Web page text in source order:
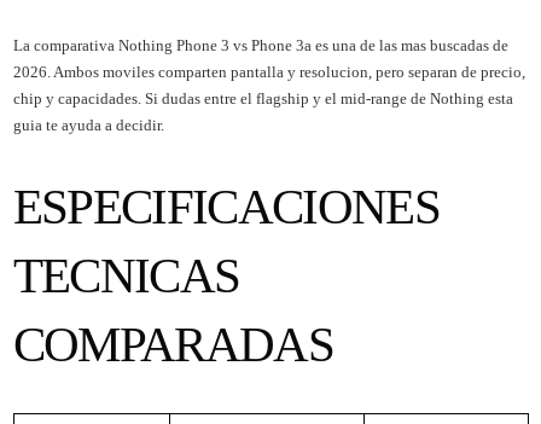
La comparativa Nothing Phone 3 vs Phone 3a es una de las mas buscadas de
2026. Ambos moviles comparten pantalla y resolucion, pero separan de precio,
chip y capacidades. Si dudas entre el flagship y el mid-range de Nothing esta
guia te ayuda a decidir.
ESPECIFICACIONES
TECNICAS
COMPARADAS